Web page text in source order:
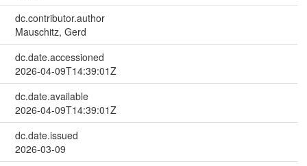
dc.contributor.author
Mauschitz, Gerd
dc.date.accessioned
2026-04-09T14:39:01Z
dc.date.available
2026-04-09T14:39:01Z
dc.date.issued
2026-03-09